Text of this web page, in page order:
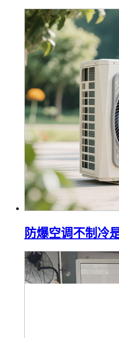
防爆空调不制冷